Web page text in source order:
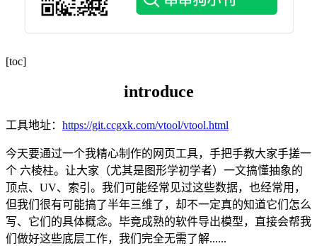
[toc]
introduce
工具地址： https://git.ccgxk.com/vtool/vtool.html
今天要通过一个我精心制作的网页工具，手把手教大家手搓一
个 六棱柱。让大家（尤其是图形学初学者）一文搞懂抽象的
顶点、UV、索引。我们可能经常见过这些数据，也经常用，
但我们很有可能搞了半年三维了，却不一定真的知道它们怎么
写、它们的具体概念。毕竟成熟的软件导出模型，直接会帮我
们做好这些底层工作，我们完全无需了解......